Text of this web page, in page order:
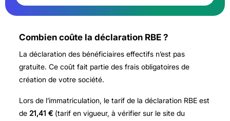
Combien coûte la déclaration RBE ?
La déclaration des bénéficiaires effectifs n’est pas
gratuite. Ce coût fait partie des frais obligatoires de
création de votre société.
Lors de l’immatriculation, le tarif de la déclaration RBE est
de 21,41 €(tarif en vigueur, à vérifier sur le site du